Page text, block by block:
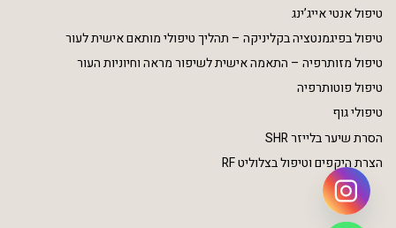
טיפול אנטי אייג’ינג
טיפול בפיגמנטציה בקליניקה – תהליך טיפולי מותאם אישית לעור
טיפול מזותרפיה – התאמה אישית לשיפור מראה וחיוניות העור
טיפול פוטותרפיה
טיפולי גוף
הסרת שיער בלייזר SHR
הצרת היקפים וטיפול בצלוליט RF